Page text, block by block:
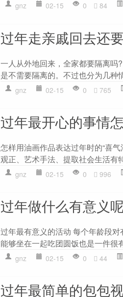
gnz 02-15 0 84
过年走亲戚回去还
一人从外地回来，全家都要隔离吗
是不需要隔离的。不过也分为几种
gnz 02-15 0 765
过年最开心的事情
怎样用油画作品表达过年时的“喜
观正、艺术手法、提取社会生活有
gnz 02-15 0 996
过年做什么有意义呢
过年最有意义的活动 每个年龄段
能够坐在一起吃团圆饭也是一件很
gnz 02-15 0 44
过年最简单的包包